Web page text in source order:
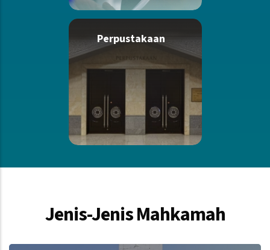
Perpustakaan
Jenis-Jenis Mahkamah